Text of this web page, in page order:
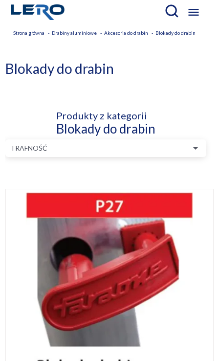

Strona główna Drabiny aluminiowe Akcesoria do drabin Blokady do drabin
Blokady do drabin
Produkty z kategorii
Blokady do drabin
TRAFNOŚĆ 